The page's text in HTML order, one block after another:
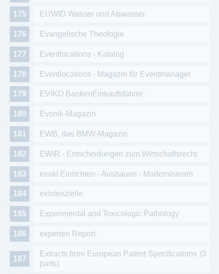
EUWID Wasser und Abwasser
Evangelische Theologie
Eventlocations - Katalog
Eventlocations - Magazin für Eventmanager
EVIKO BankenEinkaufsführer
Evonik-Magazin
EWB, das BMW-Magazin
EWiR - Entscheidungen zum Wirtschaftsrecht
exakt Einrichten - Ausbauen - Modernisieren
existenzielle
Experimental and Toxicologic Pathology
experten Report
Extracts from European Patent Specifications (3
parts)